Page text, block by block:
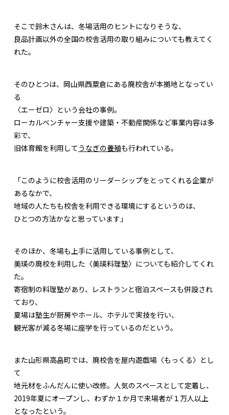
そこで鈴木さんは、冬場活用のヒントになりそうな、
良品計画以外の全国の校舎活用の取り組みについても教えてく
れた。
そのひとつは、岡山県西粟倉にある廃校舎が本拠地となってい
る
〈エーゼロ〉という会社の事例。
ローカルベンチャー支援や建築・不動産関係など事業内容は多
彩で、
旧体育館を利用して うなぎの養殖も行われている。
「このように校舎活用のリーダーシップをとってくれる企業が
あるなかで、
地域の人たちも校舎を利用できる環境にするというのは、
ひとつの方法かなと思っています」
そのほか、冬場も上手に活用している事例として、
美瑛の廃校を利用した〈美瑛料理塾〉についても紹介してくれ
た。
寄宿制の料理塾があり、レストランと宿泊スペースも併設され
ており、
夏場は塾生が厨房やホール、ホテルで実技を行い、
観光客が減る冬場に座学を行っているのだという。
また山形県高畠町では、廃校舎を屋内遊戯場〈もっくる〉とし
て
地元材をふんだんに使い改修。人気のスペースとして定着し、
2019年夏にオープンし、わずか１か月で来場者が１万人以上
となったという。